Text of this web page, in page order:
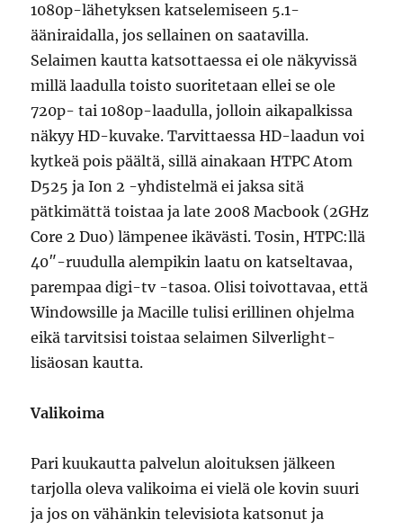
1080p-lähetyksen katselemiseen 5.1-
ääniraidalla, jos sellainen on saatavilla.
Selaimen kautta katsottaessa ei ole näkyvissä
millä laadulla toisto suoritetaan ellei se ole
720p- tai 1080p-laadulla, jolloin aikapalkissa
näkyy HD-kuvake. Tarvittaessa HD-laadun voi
kytkeä pois päältä, sillä ainakaan HTPC Atom
D525 ja Ion 2 -yhdistelmä ei jaksa sitä
pätkimättä toistaa ja late 2008 Macbook (2GHz
Core 2 Duo) lämpenee ikävästi. Tosin, HTPC:llä
40″-ruudulla alempikin laatu on katseltavaa,
parempaa digi-tv -tasoa. Olisi toivottavaa, että
Windowsille ja Macille tulisi erillinen ohjelma
eikä tarvitsisi toistaa selaimen Silverlight-
lisäosan kautta.
Valikoima
Pari kuukautta palvelun aloituksen jälkeen
tarjolla oleva valikoima ei vielä ole kovin suuri
ja jos on vähänkin televisiota katsonut ja